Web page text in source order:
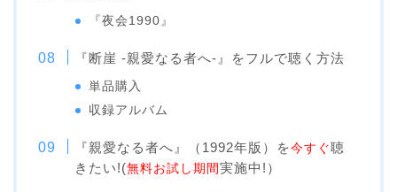
『夜会1990』
『断崖 -親愛なる者へ-』をフルで聴く方法
単品購入
収録アルバム
『親愛なる者へ』（1992年版）を今すぐ聴
きたい!(無料お試し期間実施中!）